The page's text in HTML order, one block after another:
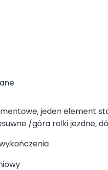
jeden element
/góra rolki jezdne,